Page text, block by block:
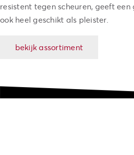
resistent tegen scheuren, geeft
ook heel geschikt als pleister.
bekijk assortiment